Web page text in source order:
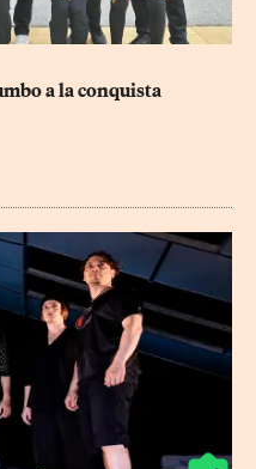
a la conquista